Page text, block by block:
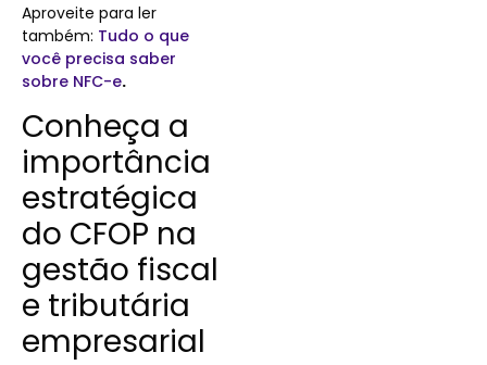
Aproveite para ler
também: Tudo o que
você precisa saber
sobre NFC-e.
Conheça a
importância
estratégica
do CFOP na
gestão fiscal
e tributária
empresarial